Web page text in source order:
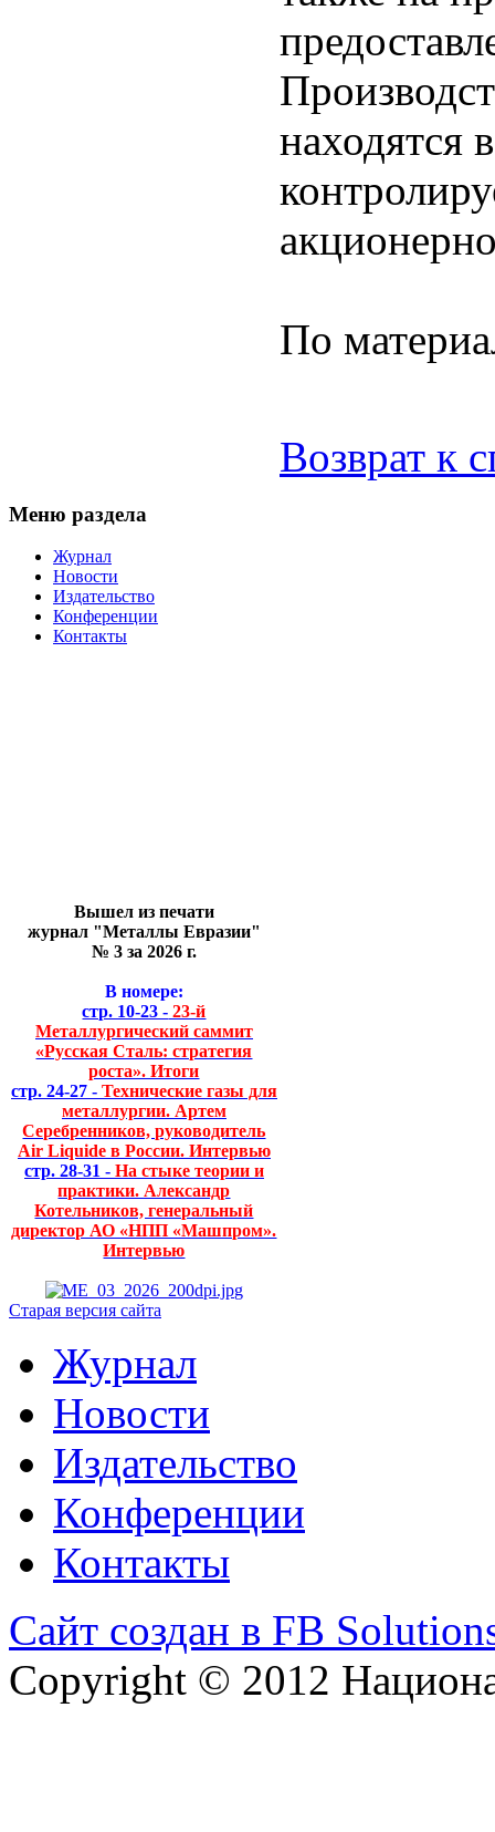
находятся
По
Возврат к
Меню раздела
Журнал
Новости
Издательство
Конференции
Контакты
Вышел из печати
журнал "Металлы Евразии"
№ 3 за 2026 г.
В номере:
стр. 10-23 - 23-й
Металлургический саммит
«Русская Сталь: стратегия
роста». Итоги
стр. 24-27 - Технические газы для
металлургии. Артем
Серебренников, руководитель
Air Liquide в России. Интервью
стр. 28-31 - На стыке теории и
практики. Александр
Котельников, генеральный
директор АО «НПП «Машпром».
Интервью
Старая версия сайта
Журнал
Новости
Издательство
Конференции
Контакты
Сайт создан в FB
Copyright © 2012